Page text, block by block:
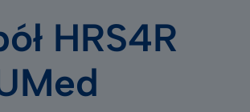
HRS4R